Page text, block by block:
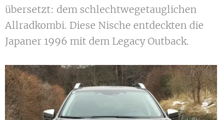
übersetzt: dem schlechtwegetauglichen
Allradkombi. Diese Nische entdeckten die
Japaner 1996 mit dem Legacy Outback.